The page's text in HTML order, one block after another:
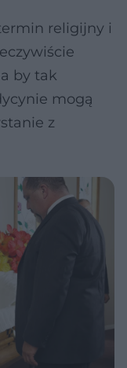
religijny i
by tak
mogą
z